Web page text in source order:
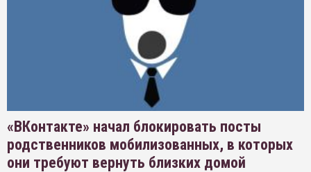
«ВКонтакте» начал блокировать посты
родственников мобилизованных, в которых
они требуют вернуть близких домой